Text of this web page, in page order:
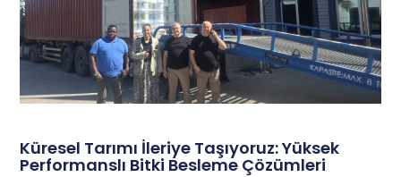
Küresel Tarımı İleriye Taşıyoruz: Yüksek
Performanslı Bitki Besleme Çözümleri